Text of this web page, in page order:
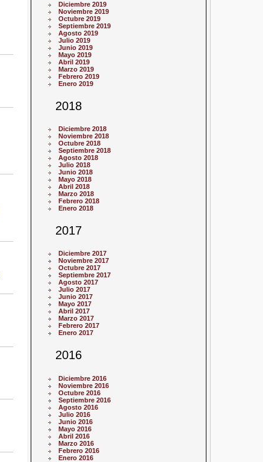
Diciembre 2019
Noviembre 2019
Octubre 2019
Septiembre 2019
Agosto 2019
Julio 2019
Junio 2019
Mayo 2019
Abril 2019
Marzo 2019
Febrero 2019
Enero 2019
2018
Diciembre 2018
Noviembre 2018
Octubre 2018
Septiembre 2018
Agosto 2018
Julio 2018
Junio 2018
Mayo 2018
Abril 2018
Marzo 2018
Febrero 2018
Enero 2018
2017
Diciembre 2017
Noviembre 2017
Octubre 2017
Septiembre 2017
Agosto 2017
Julio 2017
Junio 2017
Mayo 2017
Abril 2017
Marzo 2017
Febrero 2017
Enero 2017
2016
Diciembre 2016
Noviembre 2016
Octubre 2016
Septiembre 2016
Agosto 2016
Julio 2016
Junio 2016
Mayo 2016
Abril 2016
Marzo 2016
Febrero 2016
Enero 2016